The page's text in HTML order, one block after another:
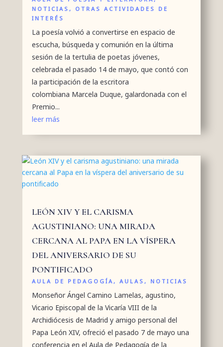
NOTICIAS, OTRAS ACTIVIDADES DE
INTERÉS
La poesía volvió a convertirse en espacio de
escucha, búsqueda y comunión en la última
sesión de la tertulia de poetas jóvenes,
celebrada el pasado 14 de mayo, que contó con
la participación de la escritora
colombiana Marcela Duque, galardonada con el
Premio...
leer más
LEÓN XIV Y EL CARISMA
AGUSTINIANO: UNA MIRADA
CERCANA AL PAPA EN LA VÍSPERA
DEL ANIVERSARIO DE SU
PONTIFICADO
AULA DE PEDAGOGÍA, AULAS, NOTICIAS
Monseñor Ángel Camino Lamelas, agustino,
Vicario Episcopal de la Vicaría VIII de la
Archidiócesis de Madrid y amigo personal del
Papa León XIV, ofreció el pasado 7 de mayo una
conferencia en el Aula de Pedagogía de la